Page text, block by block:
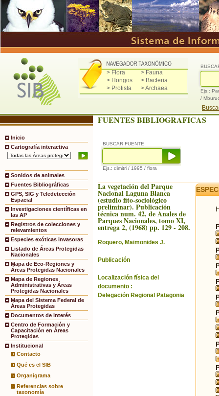
> Flora
> Fauna
> Hongos
> Bacteria
> Protista
> Archaea
Ejs.:
/
Inicio
Cartografía interactiva
Sonidos de animales
Fuentes Bibliográficas
GPS, SIG y Teledetección
Espacial
Investigaciones científicas en
las AP
Registros de colecciones y
relevamientos
Especies exóticas invasoras
Listado de Áreas Protegidas
Nacionales
Mapa de Eco-Regiones y
Áreas Protegidas Nacionales
Mapa de Regiones
Administrativas y Áreas
Protegidas Nacionales
Mapa del Sistema Federal de
Áreas Protegidas
Documentos de interés
Centro de Formación y
Capacitación en Áreas
Protegidas
Institucional
Contacto
Qué es el SIB
Organigrama
Referencias sobre
taxonomía
FUENTES BIBLIOGRAFICAS
BUSCAR FUENTE
Ejs.: dimitri / 1995 / flora
La vegetación del Parque
Nacional Laguna Blanca
(estudio fito-sociológico
preliminar). Publicación
técnica num. 42, de Anales de
Parques Nacionales, tomo XI,
entrega 2, (1968) pp. 129 - 208.
Roquero, Maimonides J.
Publicación
Localización física del
documento :
Delegación Regional Patagonia